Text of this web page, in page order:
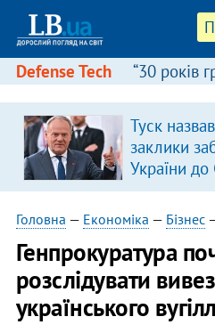
Defense Tech “30 років
Туск
заклики
України до
припинити
риторику
Головна — Економіка — Бізнес
Генпрокуратура
розслідувати
українського